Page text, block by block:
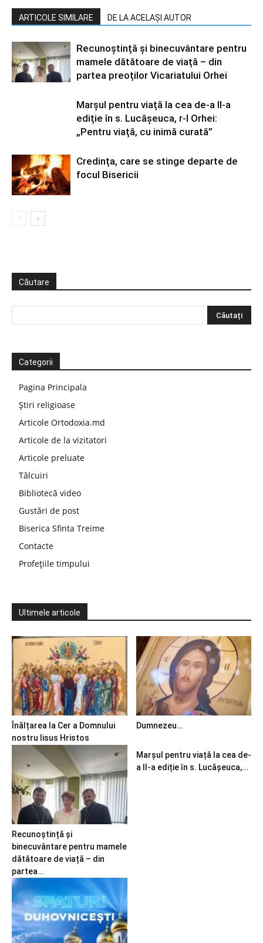
ARTICOLE SIMILARE DE LA ACELAȘI AUTOR
Recunoștință și binecuvântare pentru
mamele dătătoare de viață – din
partea preoților Vicariatului Orhei
Marșul pentru viață la cea de-a II-a
ediție în s. Lucășeuca, r-l Orhei:
„Pentru viață, cu inimă curată”
Credința, care se stinge departe de
focul Bisericii
Căutare
Categorii
Pagina Principala
Știri religioase
Articole Ortodoxia.md
Articole de la vizitatori
Articole preluate
Tâlcuiri
Bibliotecă video
Gustări de post
Biserica Sfinta Treime
Contacte
Profețiile timpului
Ultimele articole
Înălțarea la Cer a Domnului
nostru Iisus Hristos
Dumnezeu…
Recunoștință și
binecuvântare pentru mamele
dătătoare de viață – din
partea...
Marșul pentru viață la cea de-
a II-a ediție în s. Lucășeuca,...